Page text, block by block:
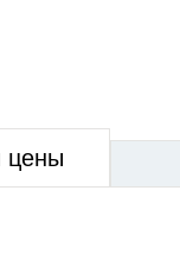
цены